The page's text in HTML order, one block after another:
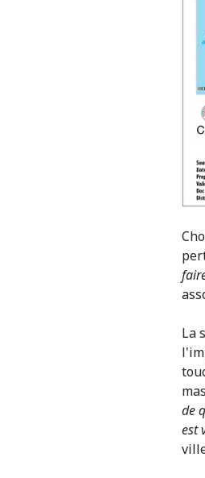
La
de
est